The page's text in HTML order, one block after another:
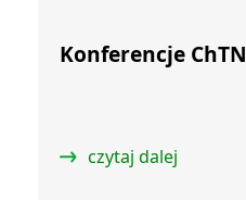
Konferencje ChTN
czytaj dalej